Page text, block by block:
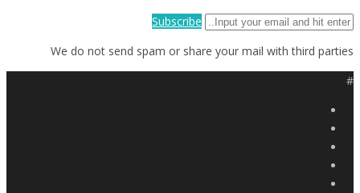
Subscribe
We do not send spam or share your mail with third parties
#